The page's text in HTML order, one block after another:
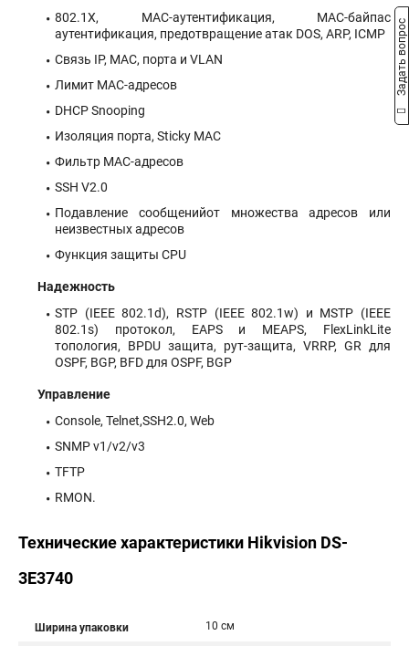
802.1X, MAC-аутентификация, MAС-байпас
аутентификация, предотвращение атак DOS, ARP, ICMP
Связь IP, MAC, порта и VLAN
Лимит МАС-адресов
DHCP Snooping
Изоляция порта, Sticky MAC
Фильтр МАС-адресов
SSH V2.0
Подавление сообщенийот множества адресов или
неизвестных адресов
Функция защиты CPU
Надежность
STP (IEEE 802.1d), RSTP (IEEE 802.1w) и MSTP (IEEE
802.1s) протокол, EAPS и MEAPS, FlexLinkLite
топология, BPDU защита, рут-защита, VRRP, GR для
OSPF, BGP, BFD для OSPF, BGP
Управление
Console, Telnet,SSH2.0, Web
SNMP v1/v2/v3
TFTP
RMON.
Технические характеристики Hikvision DS-
3E3740
Ширина упаковки 10 см
Задать вопрос